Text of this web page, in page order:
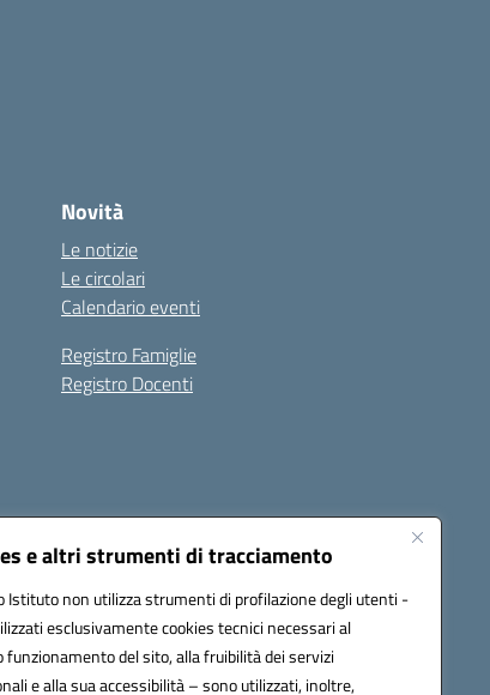
e altri strumenti di tracciamento
Istituto non utilizza strumenti di profilazione degli utenti -
esclusivamente cookies tecnici necessari al
funzionamento del sito, alla fruibilità dei servizi
e alla sua accessibilità – sono utilizzati, inoltre,
Novità
Le notizie
Le circolari
Calendario eventi
Registro Famiglie
Registro Docenti
legali